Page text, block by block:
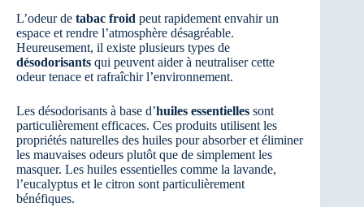
L’odeur de tabac froid peut rapidement envahir un
espace et rendre l’atmosphère désagréable.
Heureusement, il existe plusieurs types de
désodorisants qui peuvent aider à neutraliser cette
odeur tenace et rafraîchir l’environnement.
Les désodorisants à base d’huiles essentielles sont
particulièrement efficaces. Ces produits utilisent les
propriétés naturelles des huiles pour absorber et éliminer
les mauvaises odeurs plutôt que de simplement les
masquer. Les huiles essentielles comme la lavande,
l’eucalyptus et le citron sont particulièrement
bénéfiques.